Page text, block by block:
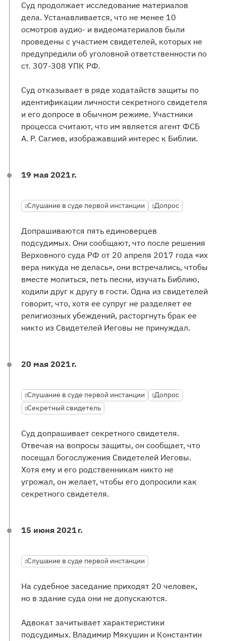
Суд продолжает исследование материалов
дела. Устанавливается, что не менее 10
осмотров аудио- и видеоматериалов были
проведены с участием свидетелей, которых не
предупредили об уголовной ответственности по
ст. 307-308 УПК РФ.
Суд отказывает в ряде ходатайств защиты по
идентификации личности секретного свидетеля
и его допросе в обычном режиме. Участники
процесса считают, что им является агент ФСБ
А. Р. Сагиев, изображавший интерес к Библии.
19 мая 2021 г.
Слушание в суде первой инстанции Допрос
Допрашиваются пять единоверцев
подсудимых. Они сообщают, что после решения
Верховного суда РФ от 20 апреля 2017 года «их
вера никуда не делась», они встречались, чтобы
вместе молиться, петь песни, изучать Библию,
ходили друг к другу в гости. Одна из свидетелей
говорит, что, хотя ее супруг не разделяет ее
религиозных убеждений, расторгнуть брак ее
никто из Свидетелей Иеговы не принуждал.
20 мая 2021 г.
Слушание в суде первой инстанции
Допрос
Секретный свидетель
Суд допрашивает секретного свидетеля.
Отвечая на вопросы защиты, он сообщает, что
посещал богослужения Свидетелей Иеговы.
Хотя ему и его родственникам никто не
угрожал, он желает, чтобы его допросили как
секретного свидетеля.
15 июня 2021 г.
Слушание в суде первой инстанции
На судебное заседание приходят 20 человек,
но в здание суда они не допускаются.
Адвокат зачитывает характеристики
подсудимых. Владимир Мякушин и Константин